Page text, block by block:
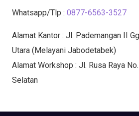
Whatsapp/Tlp : 0877-6563-3527
Alamat Kantor : Jl. Pademangan II
Utara (Melayani Jabodetabek)
Alamat Workshop : Jl. Rusa Raya
Selatan